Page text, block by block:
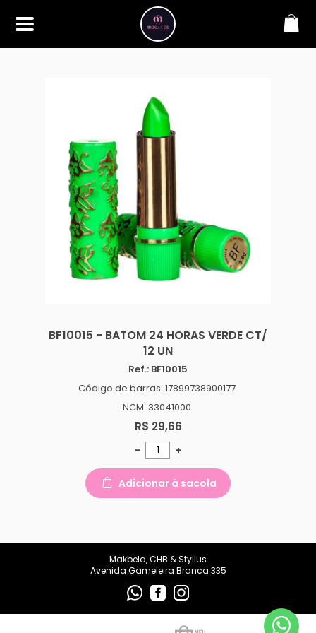
beleza de nossos clientes,
oferecendo uma ampla gama
de produtos que inspiram
confiança e criatividade. Desde
os últimos lançamentos em
maquiagem até os acessórios
mais elegantes, estamos aqui
para ajudá-lo a alcançar seu
visual dos sonhos. Explore nossa
seleção cuidadosamente
selecionada e descubra como a
beleza se torna uma expressão
única conosco.
makbelachb@gmail.com
BF10015 - BATOM 24 HORAS VERDE CT/
12 UN
Ref.: BF10015
Código de barras: 17899738900177
NCM: 33041000
R$ 29,66
- +
Adicionar à sacola
Makbela, CHB & Styllus
Avenida Gameleira Branca 335